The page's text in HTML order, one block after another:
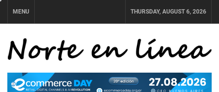
Skip
to
content
MENU THURSDAY, AUGUST 6, 2026
NORTE EN LÍNEA